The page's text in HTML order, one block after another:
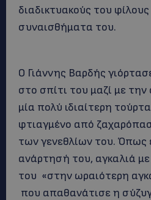
διαδικτυακούς του
συναισθήματα του.
Ο Γιάννης Βαρδής
στο σπίτι του μαζί με την
μία πολύ ιδιαίτερη
φτιαγμένο από
των γενεθλίων του. Όπως
ανάρτησή του, αγκαλιά με
του «στην ωραιότερη
που απαθανάτισε η